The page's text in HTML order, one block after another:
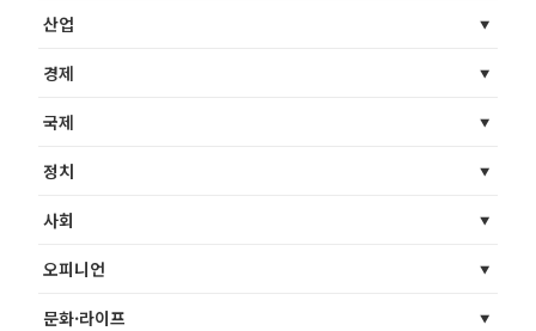
산업
경제
국제
정치
사회
오피니언
문화·라이프